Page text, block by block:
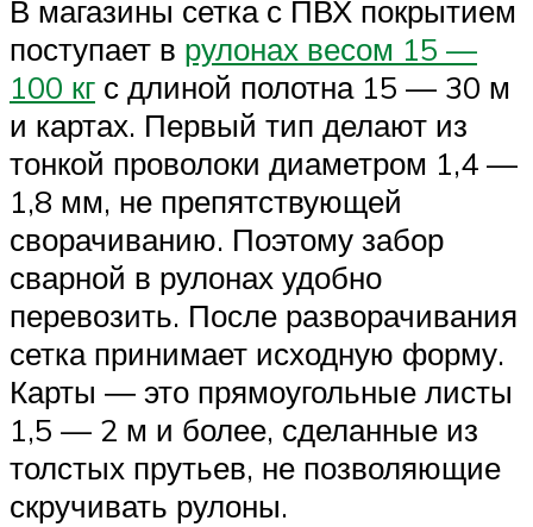
В магазины сетка с ПВХ покрытием
поступает в рулонах весом 15 —
100 кг с длиной полотна 15 — 30 м
и картах. Первый тип делают из
тонкой проволоки диаметром 1,4 —
1,8 мм, не препятствующей
сворачиванию. Поэтому забор
сварной в рулонах удобно
перевозить. После разворачивания
сетка принимает исходную форму.
Карты ― это прямоугольные листы
1,5 — 2 м и более, сделанные из
толстых прутьев, не позволяющие
скручивать рулоны.